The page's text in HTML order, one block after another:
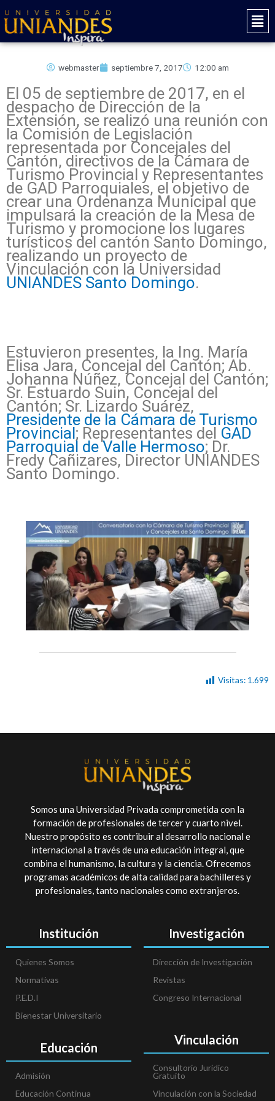
al
contenido
Main
webmaster septiembre 7, 2017 12:00 am
El 05 de septiembre de 2017, en el
despacho de Dirección de la
Extensión, se realizó una reunión con
la Comisión de Legislación
representada por Concejales del
Cantón, directivos de la Cámara de
Turismo Provincial y Representantes
de GAD Parroquiales, el objetivo de
crear una Ordenanza Municipal que
impulsará la creación de la Mesa de
Turismo y promocione los lugares
turísticos del cantón Santo Domingo,
realizando un proyecto de
Vinculación con la Universidad
UNIANDES Santo Domingo.
Estuvieron presentes, la Ing. María
Elisa Jara, Concejal del Cantón; Ab.
Johanna Núñez, Concejal del Cantón;
Sr. Estuardo Suin, Concejal del
Cantón; Sr. Lizardo Suárez,
Presidente de la Cámara de Turismo
Provincial; Representantes del GAD
Parroquial de Valle Hermoso; Dr.
Fredy Cañizares, Director UNIANDES
Santo Domingo.
Visitas: 1.699
Somos una Universidad Privada comprometida con la
formación de profesionales de tercer y cuarto nivel.
Nuestro propósito es contribuir al desarrollo nacional e
internacional a través de una educación integral, que
combina el humanismo, la cultura y la ciencia. Ofrecemos
programas académicos de alta calidad para bachilleres y
profesionales, tanto nacionales como extranjeros.
Institución
Quienes Somos
Normativas
P.E.D.I
Bienestar Universitario
Educación
Admisión
Educación Continua
Investigación
Dirección de Investigación
Revistas
Congreso Internacional
Vinculación
Consultorio Jurídico
Gratuito
Vinculación con la Sociedad